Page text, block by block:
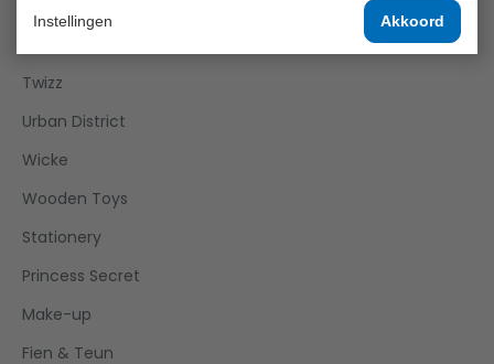
Instellingen Akkoord
Twizz
Urban District
Wicke
Wooden Toys
Stationery
Princess Secret
Make-up
Fien & Teun